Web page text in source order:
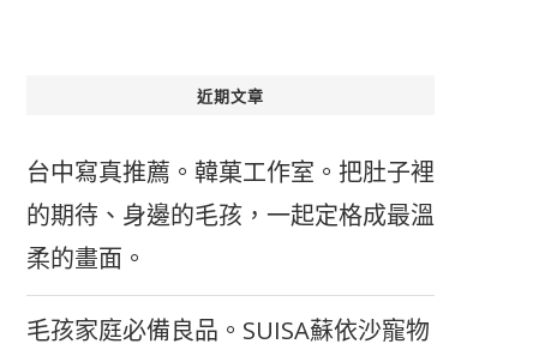
近期文章
台中寫真推薦。韓菓工作室。把肚子裡
的期待、身邊的毛孩，一起定格成最溫
柔的畫面。
毛孩家庭必備良品。SUISA蘇依沙寵物